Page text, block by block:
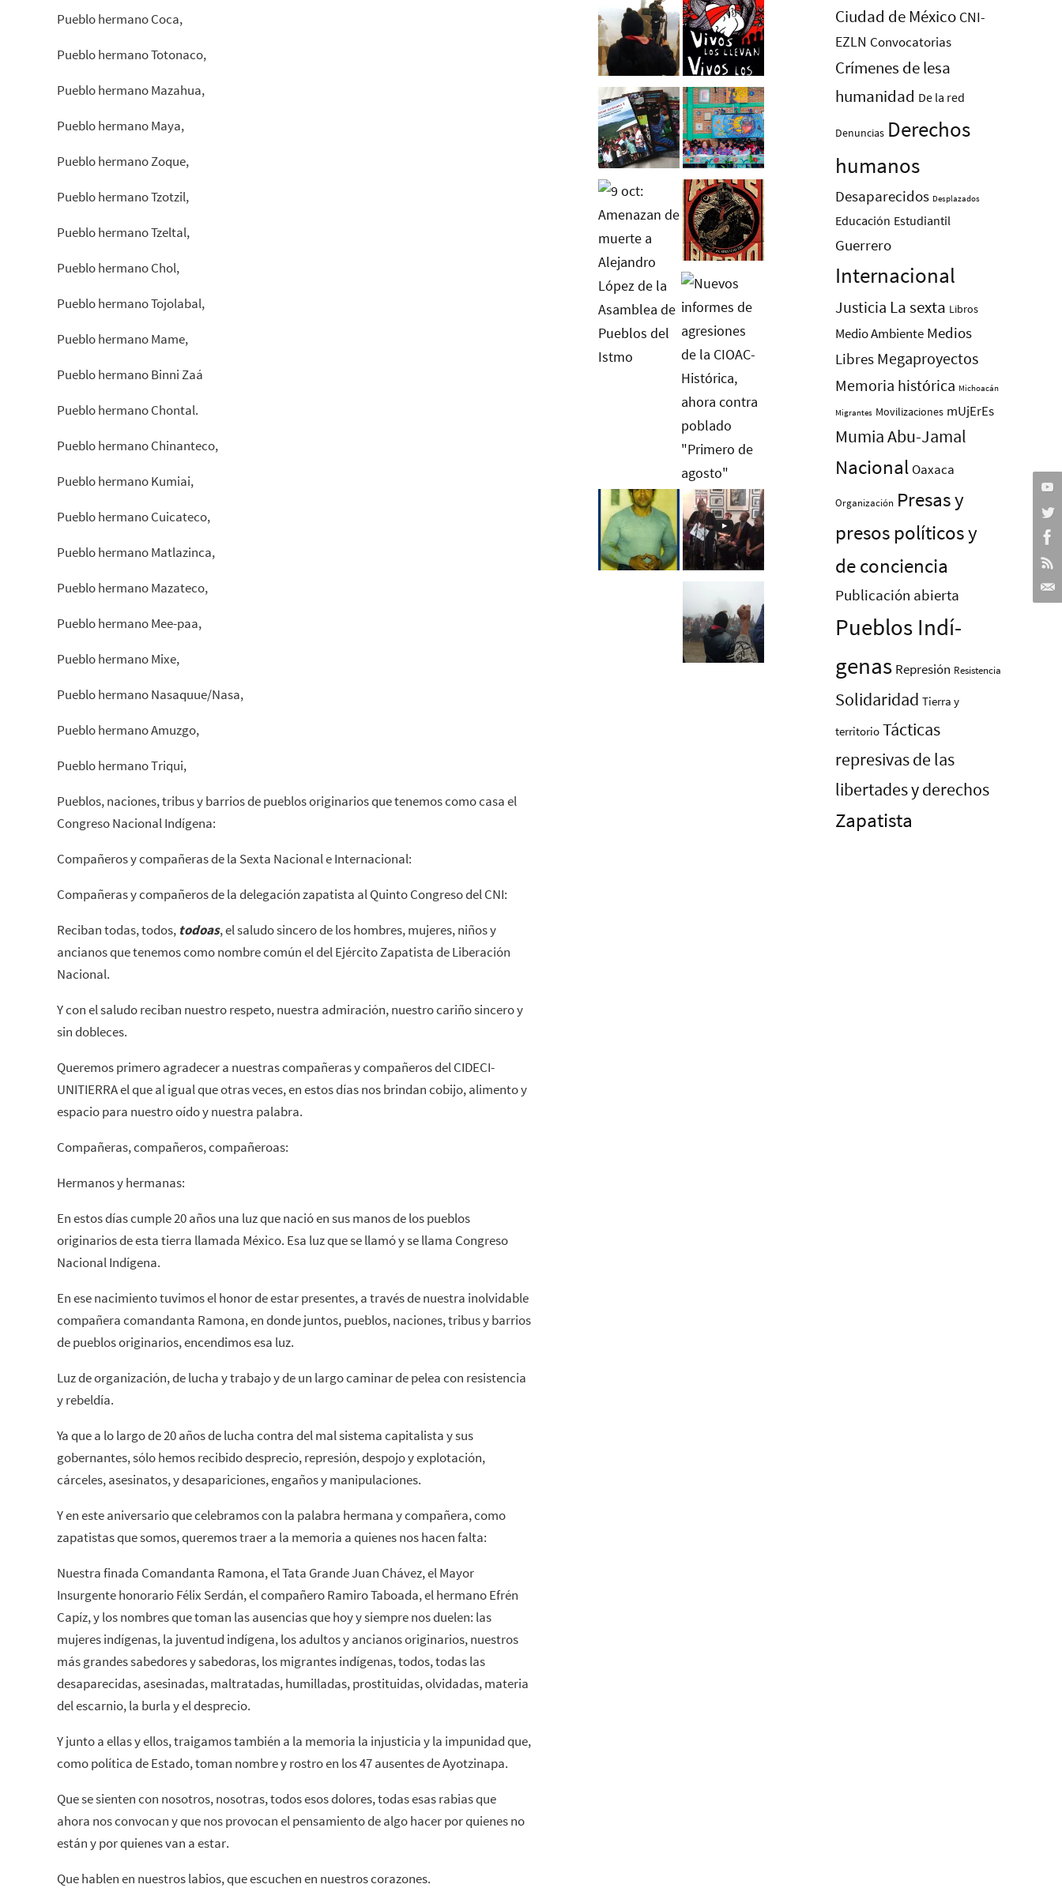
Pueblo hermano Coca,
Pueblo hermano Totonaco,
Pueblo hermano Mazahua,
Pueblo hermano Maya,
Pueblo hermano Zoque,
Pueblo hermano Tzotzil,
Pueblo hermano Tzeltal,
Pueblo hermano Chol,
Pueblo hermano Tojolabal,
Pueblo hermano Mame,
Pueblo hermano Binni Zaá
Pueblo hermano Chontal.
Pueblo hermano Chinanteco,
Pueblo hermano Kumiai,
Pueblo hermano Cuicateco,
Pueblo hermano Matlazinca,
Pueblo hermano Mazateco,
Pueblo hermano Mee-paa,
Pueblo hermano Mixe,
Pueblo hermano Nasaquue/Nasa,
Pueblo hermano Amuzgo,
Pueblo hermano Triqui,
Pueblos, naciones, tribus y barrios de pueblos originarios que tenemos como casa el
Congreso Nacional Indígena:
Compañeros y compañeras de la Sexta Nacional e Internacional:
Compañeras y compañeros de la delegación zapatista al Quinto Congreso del CNI:
Reciban todas, todos, todoas, el saludo sincero de los hombres, mujeres, niños y
ancianos que tenemos como nombre común el del Ejército Zapatista de Liberación
Nacional.
Y con el saludo reciban nuestro respeto, nuestra admiración, nuestro cariño sincero y
sin dobleces.
Queremos primero agradecer a nuestras compañeras y compañeros del CIDECI-
UNITIERRA el que al igual que otras veces, en estos días nos brindan cobijo, alimento y
espacio para nuestro oído y nuestra palabra.
Compañeras, compañeros, compañeroas:
Hermanos y hermanas:
En estos días cumple 20 años una luz que nació en sus manos de los pueblos
originarios de esta tierra llamada México. Esa luz que se llamó y se llama Congreso
Nacional Indígena.
En ese nacimiento tuvimos el honor de estar presentes, a través de nuestra inolvidable
compañera comandanta Ramona, en donde juntos, pueblos, naciones, tribus y barrios
de pueblos originarios, encendimos esa luz.
Luz de organización, de lucha y trabajo y de un largo caminar de pelea con resistencia
y rebeldía.
Ya que a lo largo de 20 años de lucha contra del mal sistema capitalista y sus
gobernantes, sólo hemos recibido desprecio, represión, despojo y explotación,
cárceles, asesinatos, y desapariciones, engaños y manipulaciones.
Y en este aniversario que celebramos con la palabra hermana y compañera, como
zapatistas que somos, queremos traer a la memoria a quienes nos hacen falta:
Nuestra finada Comandanta Ramona, el Tata Grande Juan Chávez, el Mayor
Insurgente honorario Félix Serdán, el compañero Ramiro Taboada, el hermano Efrén
Capíz, y los nombres que toman las ausencias que hoy y siempre nos duelen: las
mujeres indígenas, la juventud indígena, los adultos y ancianos originarios, nuestros
más grandes sabedores y sabedoras, los migrantes indígenas, todos, todas las
desaparecidas, asesinadas, maltratadas, humilladas, prostituidas, olvidadas, materia
del escarnio, la burla y el desprecio.
Y junto a ellas y ellos, traigamos también a la memoria la injusticia y la impunidad que,
como política de Estado, toman nombre y rostro en los 47 ausentes de Ayotzinapa.
Que se sienten con nosotros, nosotras, todos esos dolores, todas esas rabias que
ahora nos convocan y que nos provocan el pensamiento de algo hacer por quienes no
están y por quienes van a estar.
Que hablen en nuestros labios, que escuchen en nuestros corazones.
Ciudad de México CNI-
EZLN Convocatorias
Crímenes de lesa
humanidad De la red
Denuncias Derechos
humanos
Desaparecidos Desplazados
Educación Estudiantil
Guerrero
Internacional
Justicia La sexta Libros
Medio Ambiente Medios
Libres Megaproyectos
Memoria histórica Michoacán
Migrantes Movilizaciones mUjErEs
Mumia Abu-Jamal
Nacional Oaxaca
Organización Presas y
presos polí­ticos y
de conciencia
Publicación abierta
Pueblos Indí­
genas Represión Resistencia
Solidaridad Tierra y
territorio Tácticas
represivas de las
libertades y derechos
Zapatista